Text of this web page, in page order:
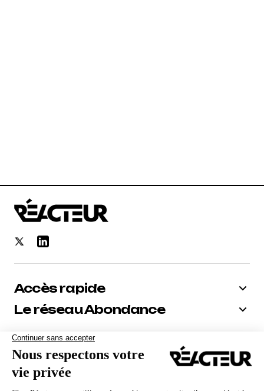
Accès rapide
Le réseau Abondance
Bénéficiez de -10% sur tous nos
abonnements